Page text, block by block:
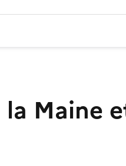
Maine